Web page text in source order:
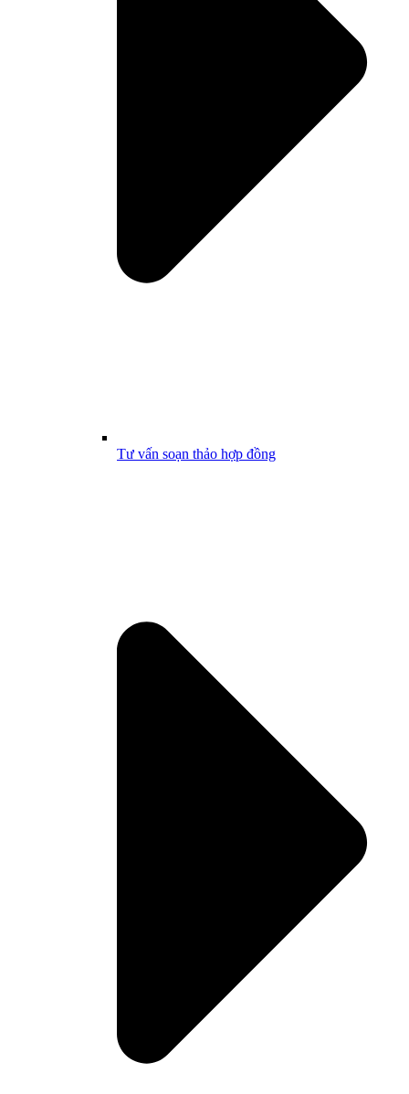
Tư vấn soạn thảo hợp đồng